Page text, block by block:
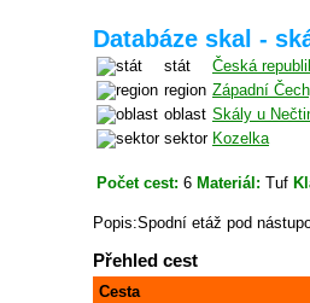
Databáze skal -
stát
Česká
region Západní
oblast Skály u
sektor Kozelka
Počet cest: 6 Materiál: Tuf
Popis:Spodní etáž pod
Přehled cest
Cesta